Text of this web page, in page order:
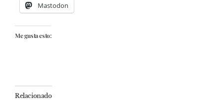
Mastodon
Me gusta esto:
Relacionado